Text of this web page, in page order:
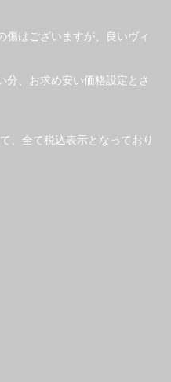
傷はございますが、良いヴィ
分、お求め安い価格設定とさ
、全て税込表示となっており